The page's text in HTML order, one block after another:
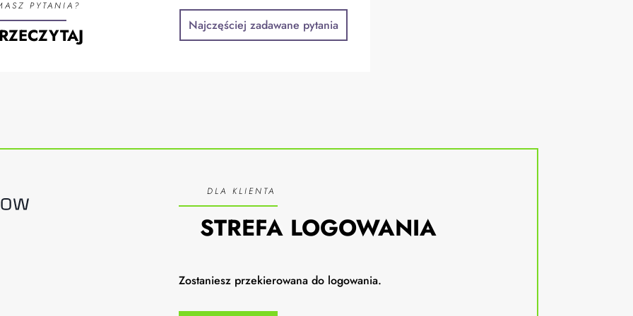
PYTANIA?
Najczęściej zadawane pytania
DLA KLIENTA
STREFA LOGOWANIA
Zostaniesz przekierowana do logowania.